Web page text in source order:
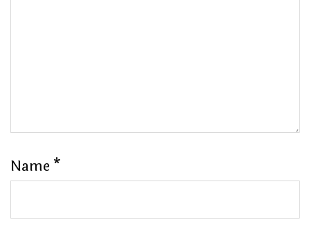
Name *